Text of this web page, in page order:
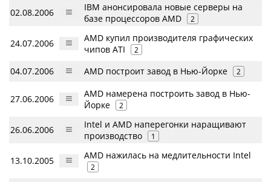
02.08.2006
IBM анонсировала новые серверы на
базе процессоров AMD
2
24.07.2006
AMD купил производителя графических
чипов ATI
2
04.07.2006 AMD построит завод в Нью-Йорке 2
27.06.2006
AMD намерена построить завод в Нью-
Йорке
2
26.06.2006
Intel и AMD наперегонки наращивают
производство
1
13.10.2005 AMD нажилась на медлительности Intel
2